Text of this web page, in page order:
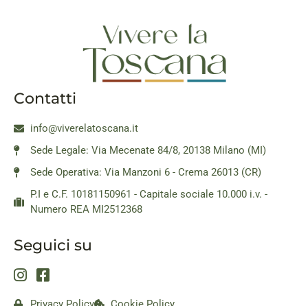
Contatti
info@viverelatoscana.it
Sede Legale: Via Mecenate 84/8, 20138 Milano (MI)
Sede Operativa: Via Manzoni 6 - Crema 26013 (CR)
P.I e C.F. 10181150961 - Capitale sociale 10.000 i.v. -
Numero REA MI2512368
Seguici su